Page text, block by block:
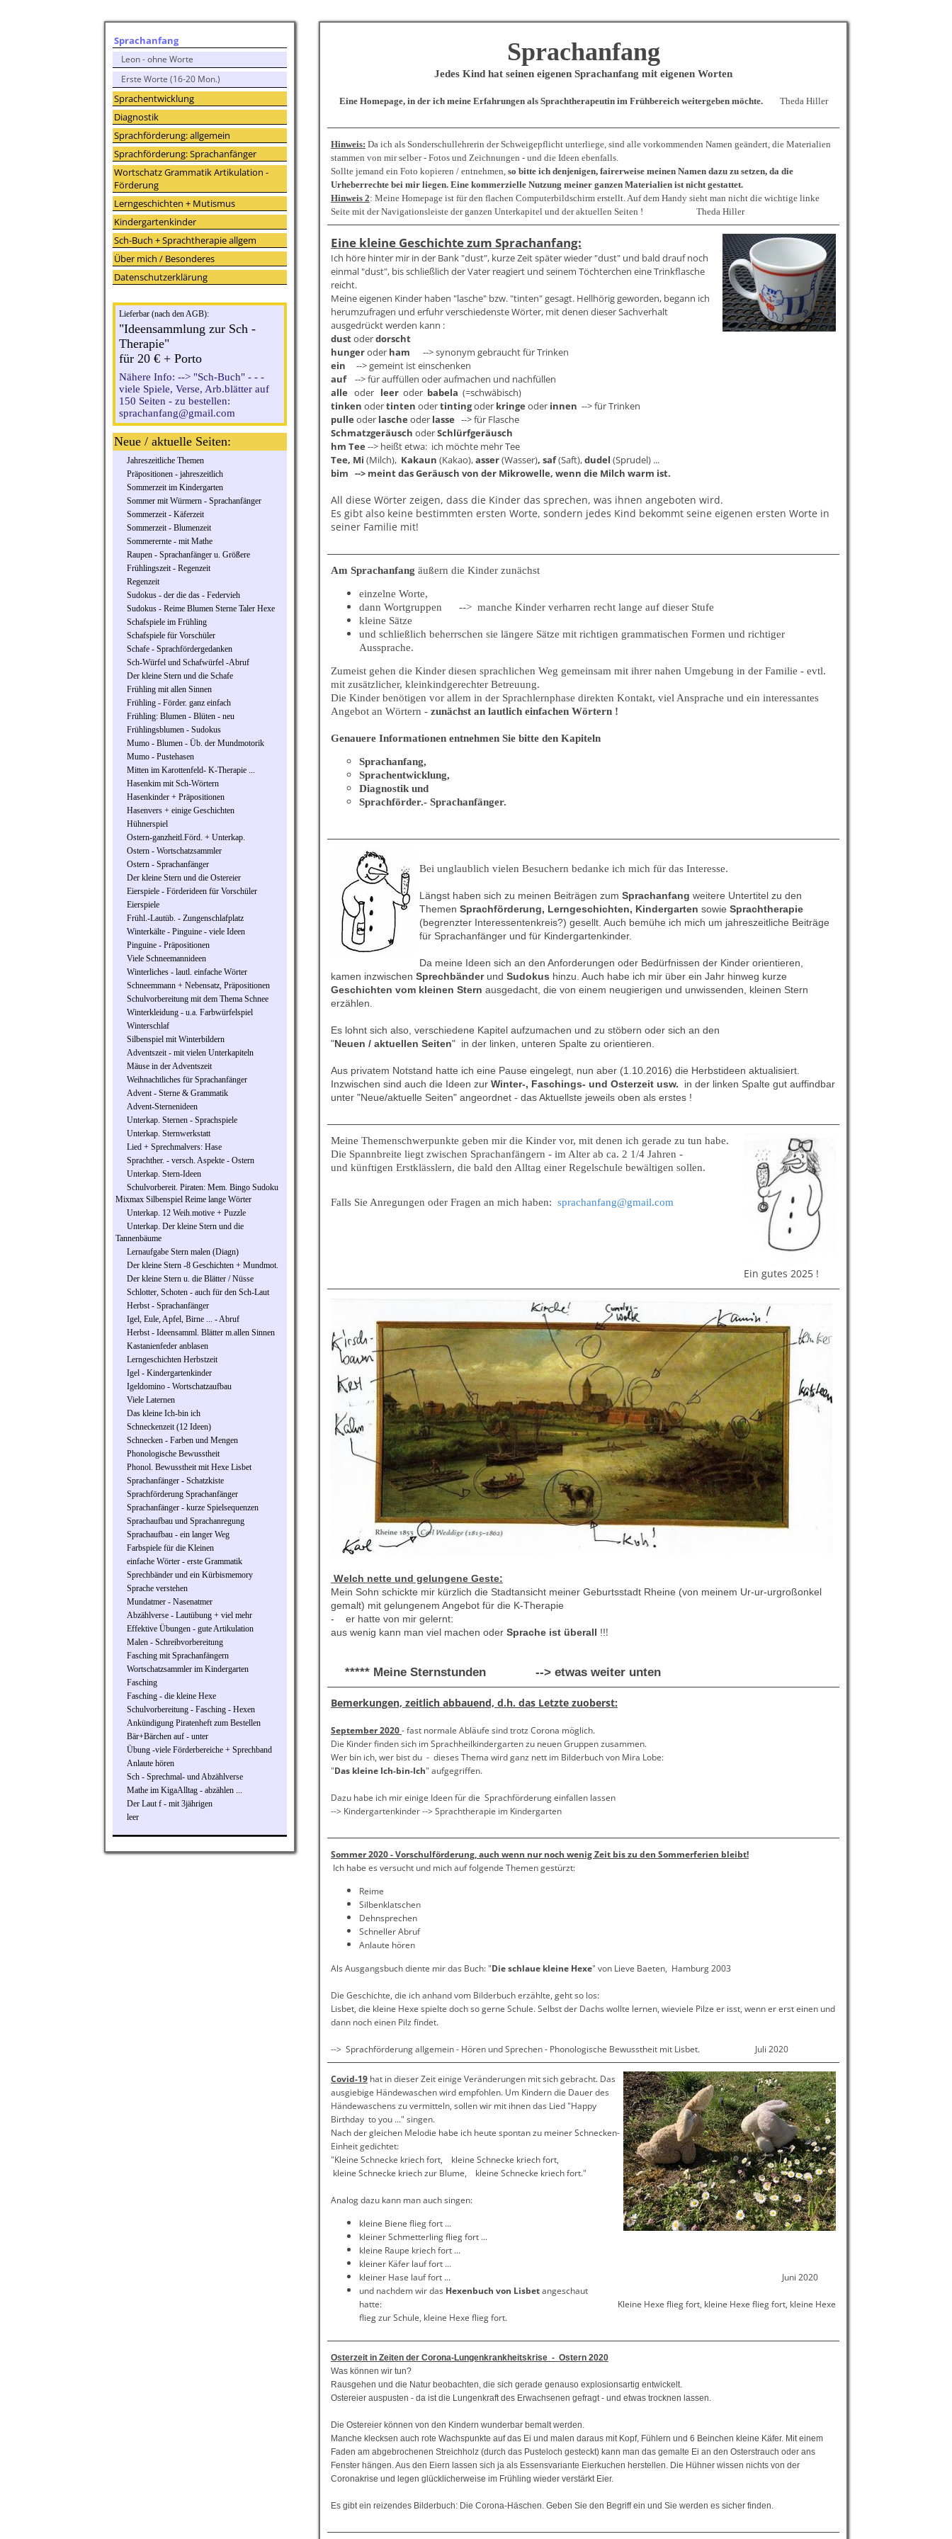
Sprachanfang
Leon - ohne Worte
Erste Worte (16-20 Mon.)
Sprachentwicklung
Diagnostik
Sprachförderung: allgemein
Sprachförderung: Sprachanfänger
Wortschatz Grammatik Artikulation -
Förderung
Lerngeschichten + Mutismus
Kindergartenkinder
Sch-Buch + Sprachtherapie allgem
Über mich / Besonderes
Datenschutzerklärung
Lieferbar (nach den AGB):
"Ideensammlung zur Sch -
Therapie"
für 20 € + Porto
Nähere Info: --> "Sch-Buch" - - -
viele Spiele, Verse, Arb.blätter auf
150 Seiten - zu bestellen:
sprachanfang@gmail.com
Neue / aktuelle Seiten:
Jahreszeitliche Themen
Präpositionen - jahreszeitlich
Sommerzeit im Kindergarten
Sommer mit Würmern - Sprachanfänger
Sommerzeit - Käferzeit
Sommerzeit - Blumenzeit
Sommerernte - mit Mathe
Raupen - Sprachanfänger u. Größere
Frühlingszeit - Regenzeit
Regenzeit
Sudokus - der die das - Federvieh
Sudokus - Reime Blumen Sterne Taler Hexe
Schafspiele im Frühling
Schafspiele für Vorschüler
Schafe - Sprachfördergedanken
Sch-Würfel und Schafwürfel -Abruf
Der kleine Stern und die Schafe
Frühling mit allen Sinnen
Frühling - Förder. ganz einfach
Frühling: Blumen - Blüten - neu
Frühlingsblumen - Sudokus
Mumo - Blumen - Üb. der Mundmotorik
Mumo - Pustehasen
Mitten im Karottenfeld- K-Therapie ...
Hasenkim mit Sch-Wörtern
Hasenkinder + Präpositionen
Hasenvers + einige Geschichten
Hühnerspiel
Ostern-ganzheitl.Förd. + Unterkap.
Ostern - Wortschatzsammler
Ostern - Sprachanfänger
Der kleine Stern und die Ostereier
Eierspiele - Förderideen für Vorschüler
Eierspiele
Frühl.-Lautüb. - Zungenschlafplatz
Winterkälte - Pinguine - viele Ideen
Pinguine - Präpositionen
Viele Schneemannideen
Winterliches - lautl. einfache Wörter
Schneemmann + Nebensatz, Präpositionen
Schulvorbereitung mit dem Thema Schnee
Winterkleidung - u.a. Farbwürfelspiel
Winterschlaf
Silbenspiel mit Winterbildern
Adventszeit - mit vielen Unterkapiteln
Mäuse in der Adventszeit
Weihnachtliches für Sprachanfänger
Advent - Sterne & Grammatik
Advent-Sternenideen
Unterkap. Sternen - Sprachspiele
Unterkap. Sternwerkstatt
Lied + Sprechmalvers: Hase
Sprachther. - versch. Aspekte - Ostern
Unterkap. Stern-Ideen
Schulvorbereit. Piraten: Mem. Bingo Sudoku
Mixmax Silbenspiel Reime lange Wörter
Unterkap. 12 Weih.motive + Puzzle
Unterkap. Der kleine Stern und die
Tannenbäume
Lernaufgabe Stern malen (Diagn)
Der kleine Stern -8 Geschichten + Mundmot.
Der kleine Stern u. die Blätter / Nüsse
Schlotter, Schoten - auch für den Sch-Laut
Herbst - Sprachanfänger
Igel, Eule, Apfel, Birne ... - Abruf
Herbst - Ideensamml. Blätter m.allen Sinnen
Kastanienfeder anblasen
Lerngeschichten Herbstzeit
Igel - Kindergartenkinder
Igeldomino - Wortschatzaufbau
Viele Laternen
Das kleine Ich-bin ich
Schneckenzeit (12 Ideen)
Schnecken - Farben und Mengen
Phonologische Bewusstheit
Phonol. Bewusstheit mit Hexe Lisbet
Sprachanfänger - Schatzkiste
Sprachförderung Sprachanfänger
Sprachanfänger - kurze Spielsequenzen
Sprachaufbau und Sprachanregung
Sprachaufbau - ein langer Weg
Farbspiele für die Kleinen
einfache Wörter - erste Grammatik
Sprechbänder und ein Kürbismemory
Sprache verstehen
Mundatmer - Nasenatmer
Abzählverse - Lautübung + viel mehr
Effektive Übungen - gute Artikulation
Malen - Schreibvorbereitung
Fasching mit Sprachanfängern
Wortschatzsammler im Kindergarten
Fasching
Fasching - die kleine Hexe
Schulvorbereitung - Fasching - Hexen
Ankündigung Piratenheft zum Bestellen
Bär+Bärchen auf - unter
Übung -viele Förderbereiche + Sprechband
Anlaute hören
Sch - Sprechmal- und Abzählverse
Mathe im KigaAlltag - abzählen ...
Der Laut f - mit 3jährigen
leer
Sprachanfang
Jedes Kind hat seinen eigenen Sprachanfang mit eigenen Worten
Eine Homepage, in der ich meine Erfahrungen als Sprachtherapeutin im Frühbereich weitergeben möchte. Theda Hiller
Hinweis: Da ich als Sonderschullehrerin der Schweigepflicht unterliege, sind alle vorkommenden Namen geändert, die Materialien
stammen von mir selber - Fotos und Zeichnungen - und die Ideen ebenfalls.
Sollte jemand ein Foto kopieren / entnehmen, so bitte ich denjenigen, fairerweise meinen Namen dazu zu setzen, da die
Urheberrechte bei mir liegen. Eine kommerzielle Nutzung meiner ganzen Materialien ist nicht gestattet.
Hinweis 2: Meine Homepage ist für den flachen Computerbildschirm erstellt. Auf dem Handy sieht man nicht die wichtige linke
Seite mit der Navigationsleiste der ganzen Unterkapitel und der aktuellen Seiten ! Theda Hiller
Eine kleine Geschichte zum Sprachanfang:
Ich höre hinter mir in der Bank "dust", kurze Zeit später wieder "dust" und bald drauf noch
einmal "dust", bis schließlich der Vater reagiert und seinem Töchterchen eine Trinkflasche
reicht.
Meine eigenen Kinder haben "lasche" bzw. "tinten" gesagt. Hellhörig geworden, begann ich
herumzufragen und erfuhr verschiedenste Wörter, mit denen dieser Sachverhalt
ausgedrückt werden kann :
dustoderdorscht
hungeroder ham --> synonym gebraucht für Trinken
ein --> gemeint ist einschenken
auf
--> für auffüllen oder aufmachen und nachfüllen
alle oder leer oder babela (=schwäbisch)
tinken odertinten odertintingoder kringe oder innen --> für Trinken
pulle oder lasche oder lasse --> für Flasche
Schmatzgeräusch oderSchlürfgeräusch
hm Tee --> heißt etwa: ich möchte mehr Tee
Tee, Mi (Milch), Kakaun (Kakao),asser(Wasser), saf(Saft),dudel (Sprudel) ...
bim --> meint das Geräusch von der Mikrowelle, wenn die Milch warm ist.
All diese Wörter zeigen, dass die Kinder das sprechen, was ihnen angeboten wird.
Es gibt also keine bestimmten ersten Worte, sondern jedes Kind bekommt seine eigenen ersten Worte in
seiner Familie mit!
Am Sprachanfang äußern die Kinder zunächst
einzelne Worte,
dann Wortgruppen --> manche Kinder verharren recht lange auf dieser Stufe
kleine Sätze
und schließlich beherrschen sie längere Sätze mit richtigen grammatischen Formen und richtiger
Aussprache.
Zumeist gehen die Kinder diesen sprachlichen Weg gemeinsam mit ihrer nahen Umgebung in der Familie - evtl.
mit zusätzlicher, kleinkindgerechter Betreuung.
Die Kinder benötigen vor allem in der Sprachlernphase direkten Kontakt, viel Ansprache und ein interessantes
Angebot an Wörtern - zunächst an lautlich einfachen Wörtern !
Genauere Informationen entnehmen Sie bitte den Kapiteln
Sprachanfang,
Sprachentwicklung,
Diagnostik und
Sprachförder.- Sprachanfänger.
Bei unglaublich vielen Besuchern bedanke ich mich für das Interesse.
Längst haben sich zu meinen Beiträgen zum Sprachanfang weitere Untertitel zu den
Themen Sprachförderung, Lerngeschichten, Kindergarten sowie Sprachtherapie
(begrenzter Interessentenkreis?) gesellt. Auch bemühe ich mich um jahreszeitliche Beiträge
für Sprachanfänger und für Kindergartenkinder.
Da meine Ideen sich an den Anforderungen oder Bedürfnissen der Kinder orientieren,
kamen inzwischen Sprechbänderund Sudokus hinzu. Auch habe ich mir über ein Jahr hinweg kurze
Geschichten vom kleinen Stern ausgedacht, die von einem neugierigen und unwissenden, kleinen Stern
erzählen.
Es lohnt sich also, verschiedene Kapitel aufzumachen und zu stöbern oder sich an den
"Neuen / aktuellen Seiten" in der linken, unteren Spalte zu orientieren.
Aus privatem Notstand hatte ich eine Pause eingelegt, nun aber (1.10.2016) die Herbstideen aktualisiert.
Inzwischen sind auch die Ideen zur Winter-, Faschings- und Osterzeit usw. in der linken Spalte gut auffindbar
unter "Neue/aktuelle Seiten" angeordnet - das Aktuellste jeweils oben als erstes !
Ein gutes 2025 !
Meine Themenschwerpunkte geben mir die Kinder vor, mit denen ich gerade zu tun habe.
Die Spannbreite liegt zwischen Sprachanfängern - im Alter ab ca. 2 1/4 Jahren -
und künftigen Erstklässlern, die bald den Alltag einer Regelschule bewältigen sollen.
Falls Sie Anregungen oder Fragen an mich haben: sprachanfang@gmail.com
Welch nette und gelungene Geste:
Mein Sohn schickte mir kürzlich die Stadtansicht meiner Geburtsstadt Rheine (von meinem Ur-ur-urgroßonkel
gemalt) mit gelungenem Angebot für die K-Therapie
- er hatte von mir gelernt:
aus wenig kann man viel machen oder Sprache ist überall !!!
***** Meine Sternstunden --> etwas weiter unten
Bemerkungen, zeitlich abbauend, d.h. das Letzte zuoberst:
September 2020- fast normale Abläufe sind trotz Corona möglich.
Die Kinder finden sich im Sprachheilkindergarten zu neuen Gruppen zusammen.
Wer bin ich, wer bist du - dieses Thema wird ganz nett im Bilderbuch von Mira Lobe:
"Das kleine Ich-bin-Ich" aufgegriffen.
Dazu habe ich mir einige Ideen für die Sprachförderung einfallen lassen
--> Kindergartenkinder --> Sprachtherapie im Kindergarten
Sommer 2020 - Vorschulförderung, auch wenn nur noch wenig Zeit bis zu den Sommerferien bleibt!
Ich habe es versucht und mich auf folgende Themen gestürzt:
Reime
Silbenklatschen
Dehnsprechen
Schneller Abruf
Anlaute hören
Als Ausgangsbuch diente mir das Buch: "Die schlaue kleine Hexe" von Lieve Baeten, Hamburg 2003
Die Geschichte, die ich anhand vom Bilderbuch erzählte, geht so los:
Lisbet, die kleine Hexe spielte doch so gerne Schule. Selbst der Dachs wollte lernen, wieviele Pilze er isst, wenn er erst einen und
dann noch einen Pilz findet.
--> Sprachförderung allgemein - Hören und Sprechen - Phonologische Bewusstheit mit Lisbet. Juli 2020
Covid-19 hat in dieser Zeit einige Veränderungen mit sich gebracht. Das
ausgiebige Händewaschen wird empfohlen. Um Kindern die Dauer des
Händewaschens zu vermitteln, sollen wir mit ihnen das Lied "Happy
Birthday to you ..." singen.
Nach der gleichen Melodie habe ich heute spontan zu meiner Schnecken-
Einheit gedichtet:
"Kleine Schnecke kriech fort, kleine Schnecke kriech fort,
kleine Schnecke kriech zur Blume, kleine Schnecke kriech fort."
Analog dazu kann man auch singen:
kleine Biene flieg fort ...
kleiner Schmetterling flieg fort ...
kleine Raupe kriech fort ...
kleiner Käfer lauf fort ...
kleiner Hase lauf fort ... Juni 2020
und nachdem wir das Hexenbuch von Lisbetangeschaut
hatte: Kleine Hexe flieg fort, kleine Hexe flieg fort, kleine Hexe
flieg zur Schule, kleine Hexe flieg fort.
Osterzeit in Zeiten der Corona-Lungenkrankheitskrise - Ostern 2020
Was können wir tun?
Rausgehen und die Natur beobachten, die sich gerade genauso explosionsartig entwickelt.
Ostereier auspusten - da ist die Lungenkraft des Erwachsenen gefragt - und etwas trocknen lassen.
Die Ostereier können von den Kindern wunderbar bemalt werden.
Manche klecksen auch rote Wachspunkte auf das Ei und malen daraus mit Kopf, Fühlern und 6 Beinchen kleine Käfer. Mit einem
Faden am abgebrochenen Streichholz (durch das Pusteloch gesteckt) kann man das gemalte Ei an den Osterstrauch oder ans
Fenster hängen. Aus den Eiern lassen sich ja als Essensvariante Eierkuchen herstellen. Die Hühner wissen nichts von der
Coronakrise und legen glücklicherweise im Frühling wieder verstärkt Eier.
Es gibt ein reizendes Bilderbuch: Die Corona-Häschen. Geben Sie den Begriff ein und Sie werden es sicher finden.